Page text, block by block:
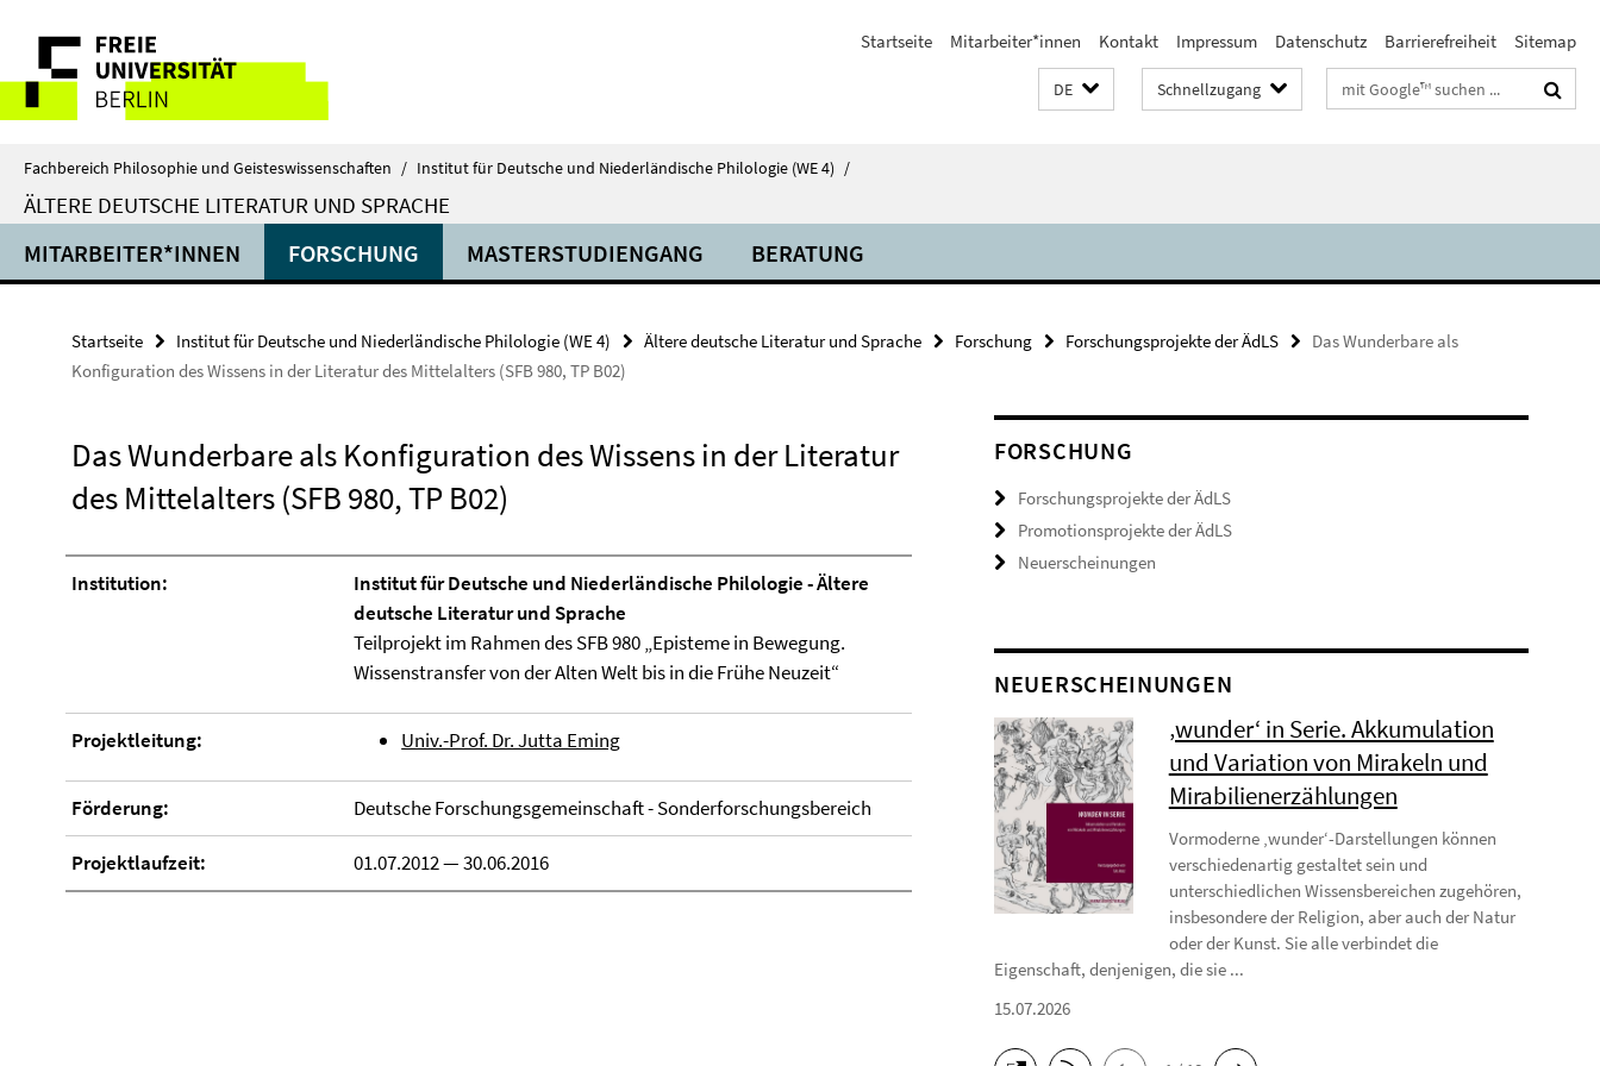
direkt
Inhalt
Service-
Navigation
Startseite Mitarbeiter*innen Kontakt Impressum Datenschutz Barrierefreiheit Sitemap
DE Schnellzugang Suchbegriffe
Fachbereich Philosophie und Geisteswissenschaften / Institut für Deutsche und Niederländische Philologie (WE 4) /
ÄLTERE DEUTSCHE LITERATUR UND SPRACHE
MITARBEITER*INNEN FORSCHUNG MASTERSTUDIENGANG BERATUNG
Startseite Institut für Deutsche und Niederländische Philologie (WE 4) Ältere deutsche Literatur und Sprache Forschung Forschungsprojekte der ÄdLS
Das Wunderbare als
Konfiguration des Wissens in der Literatur des Mittelalters (SFB 980, TP B02)
Das Wunderbare als Konfiguration des Wissens in der Literatur
des Mittelalters (SFB 980, TP B02)
Institution:
Institut für Deutsche und Niederländische Philologie - Ältere
deutsche Literatur und Sprache
Teilprojekt im Rahmen des SFB 980 „Episteme in Bewegung.
Wissenstransfer von der Alten Welt bis in die Frühe Neuzeit“
Projektleitung: Univ.-Prof. Dr. Jutta Eming
Förderung: Deutsche Forschungsgemeinschaft - Sonderforschungsbereich
Projektlaufzeit: 01.07.2012 — 30.06.2016
FORSCHUNG
Forschungsprojekte der ÄdLS
Promotionsprojekte der ÄdLS
Neuerscheinungen
NEUERSCHEINUNGEN
‚wunder‘ in Serie. Akkumulation
und Variation von Mirakeln und
Mirabilienerzählungen
Vormoderne ‚wunder‘-Darstellungen können
verschiedenartig gestaltet sein und
unterschiedlichen Wissensbereichen zugehören,
insbesondere der Religion, aber auch der Natur
oder der Kunst. Sie alle verbindet die
Eigenschaft, denjenigen, die sie ...
15.07.2026